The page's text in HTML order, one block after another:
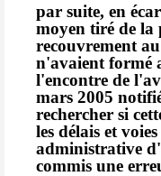
par suite, en
moyen tiré de la
recouvrement
n'avaient formé
l'encontre de
mars 2005
rechercher si
les délais et
administrative
commis une